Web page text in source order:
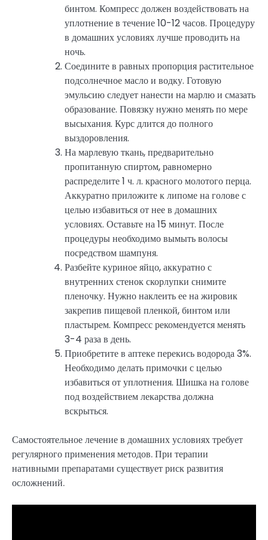
бинтом. Компресс должен воздействовать на
уплотнение в течение 10-12 часов. Процедуру
в домашних условиях лучше проводить на
ночь.
Соедините в равных пропорция растительное
подсолнечное масло и водку. Готовую
эмульсию следует нанести на марлю и смазать
образование. Повязку нужно менять по мере
высыхания. Курс длится до полного
выздоровления.
На марлевую ткань, предварительно
пропитанную спиртом, равномерно
распределите 1 ч. л. красного молотого перца.
Аккуратно приложите к липоме на голове с
целью избавиться от нее в домашних
условиях. Оставьте на 15 минут. После
процедуры необходимо вымыть волосы
посредством шампуня.
Разбейте куриное яйцо, аккуратно с
внутренних стенок скорлупки снимите
пленочку. Нужно наклеить ее на жировик
закрепив пищевой пленкой, бинтом или
пластырем. Компресс рекомендуется менять
3-4 раза в день.
Приобретите в аптеке перекись водорода 3%.
Необходимо делать примочки с целью
избавиться от уплотнения. Шишка на голове
под воздействием лекарства должна
вскрыться.
Самостоятельное лечение в домашних условиях требует
регулярного применения методов. При терапии
нативными препаратами существует риск развития
осложнений.